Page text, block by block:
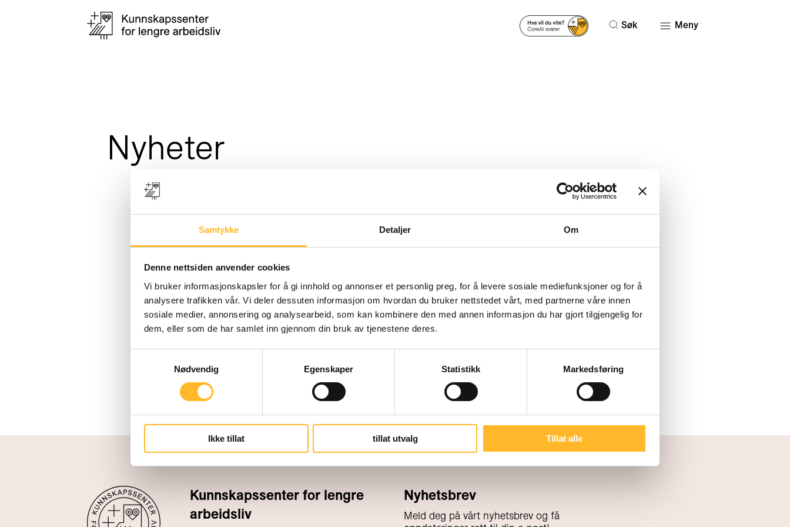
Samtykke Detaljer Om
Denne nettsiden anvender cookies
Vi bruker informasjonskapsler for å gi innhold og annonser et personlig preg, for å levere sosiale mediefunksjoner og for å
analysere trafikken vår. Vi deler dessuten informasjon om hvordan du bruker nettstedet vårt, med partnerne våre innen
sosiale medier, annonsering og analysearbeid, som kan kombinere den med annen informasjon du har gjort tilgjengelig for
dem, eller som de har samlet inn gjennom din bruk av tjenestene deres.
Nødvendig
Egenskaper Statistikk Markedsføring
Ikke tillat tillat utvalg Tillat alle
Søk Meny
Nyheter
Kunnskapssenter for lengre
arbeidsliv
Nyhetsbrev
Meld deg på vårt nyhetsbrev og få